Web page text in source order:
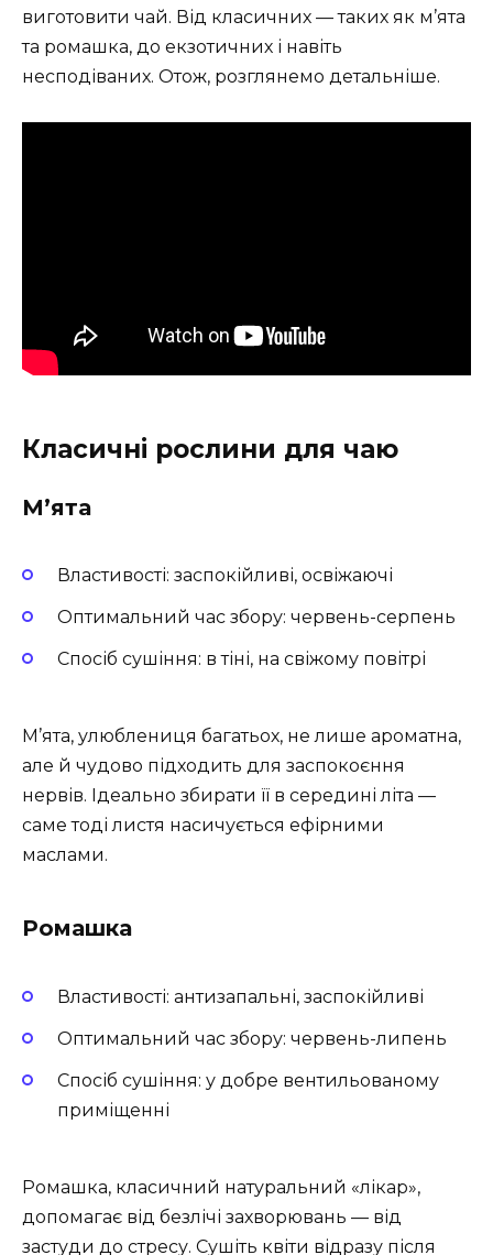
виготовити чай. Від класичних — таких як м’ята
та ромашка, до екзотичних і навіть
несподіваних. Отож, розглянемо детальніше.
Класичні рослини для чаю
М’ята
Властивості: заспокійливі, освіжаючі
Оптимальний час збору: червень-серпень
Спосіб сушіння: в тіні, на свіжому повітрі
М’ята, улюблениця багатьох, не лише ароматна,
але й чудово підходить для заспокоєння
нервів. Ідеально збирати її в середині літа —
саме тоді листя насичується ефірними
маслами.
Ромашка
Властивості: антизапальні, заспокійливі
Оптимальний час збору: червень-липень
Спосіб сушіння: у добре вентильованому
приміщенні
Ромашка, класичний натуральний «лікар»,
допомагає від безлічі захворювань — від
застуди до стресу. Сушіть квіти відразу після